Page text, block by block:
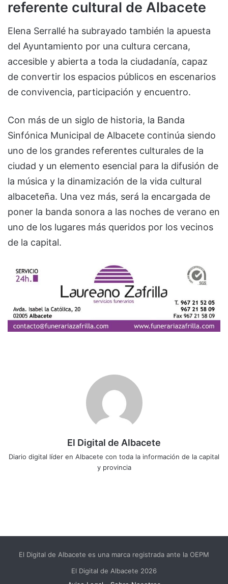
referente cultural de Albacete
Elena Serrallé ha subrayado también la apuesta
del Ayuntamiento por una cultura cercana,
accesible y abierta a toda la ciudadanía, capaz
de convertir los espacios públicos en escenarios
de convivencia, participación y encuentro.
Con más de un siglo de historia, la Banda
Sinfónica Municipal de Albacete continúa siendo
uno de los grandes referentes culturales de la
ciudad y un elemento esencial para la difusión de
la música y la dinamización de la vida cultural
albaceteña. Una vez más, será la encargada de
poner la banda sonora a las noches de verano en
uno de los lugares más queridos por los vecinos
de la capital.
El Digital de Albacete
Diario digital líder en Albacete con toda la información de la capital
y provincia
El Digital de Albacete es una marca registrada ante la OEPM
El Digital de Albacete 2026